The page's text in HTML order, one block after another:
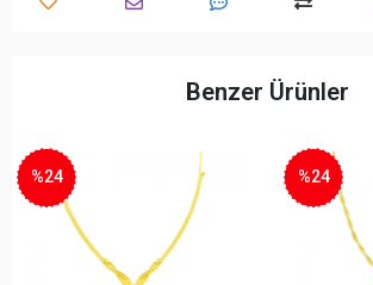
Benzer Ürünler
%24 %25